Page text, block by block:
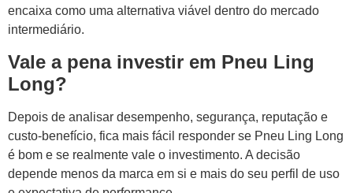
encaixa como uma alternativa viável dentro do mercado
intermediário.
Vale a pena investir em Pneu Ling
Long?
Depois de analisar desempenho, segurança, reputação e
custo-benefício, fica mais fácil responder se Pneu Ling Long
é bom e se realmente vale o investimento. A decisão
depende menos da marca em si e mais do seu perfil de uso